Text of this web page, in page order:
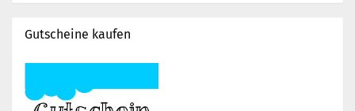
Gutscheine kaufen